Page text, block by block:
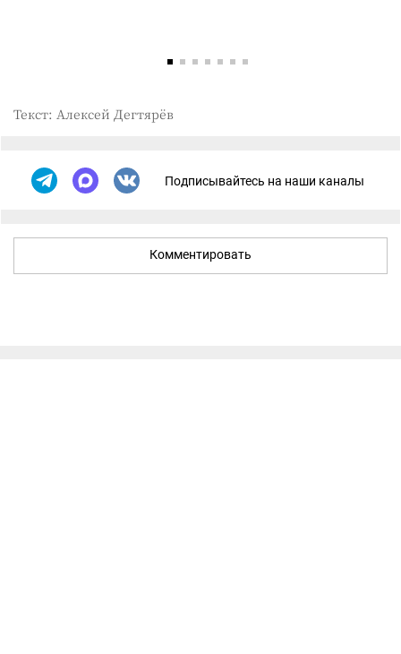
Текст: Алексей Дегтярёв
Подписывайтесь на наши каналы
Комментировать